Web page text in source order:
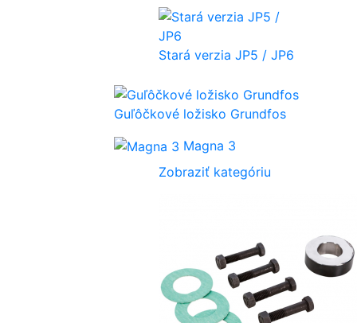
Stará verzia JP5 / JP6
Guľôčkové ložisko Grundfos
Magna 3
Zobraziť kategóriu